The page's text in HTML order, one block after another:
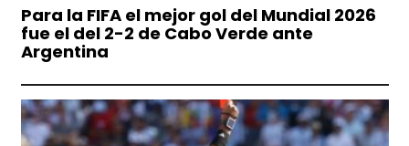
Para la FIFA el mejor gol del Mundial 2026
fue el del 2-2 de Cabo Verde ante
Argentina